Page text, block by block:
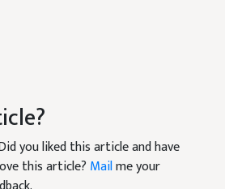
you liked this article and have
this article? Mailme your